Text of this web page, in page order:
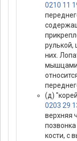
0210 11
них.
(д)
0203 29
верхняя
кости, с